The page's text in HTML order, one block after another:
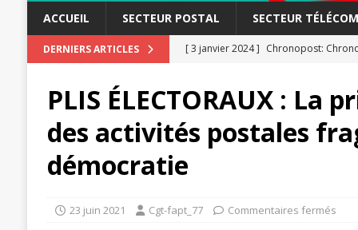
ACCUEIL SECTEUR POSTAL SECTEUR
DERNIERS ARTICLES [ 3 janvier 2024 ] Chronopost:
[ 15 novembre 2023 ]
Postières –
[ 3 avril 2026 ] la mutuelle à la poste
[ 3 avril 2026 ]
Mutuelle : encore
La Poste -
PLIS ÉLECTORAUX : La
des activités postales
démocratie
23 juin 2021 Cgt-fapt_77 Commentaires fermés